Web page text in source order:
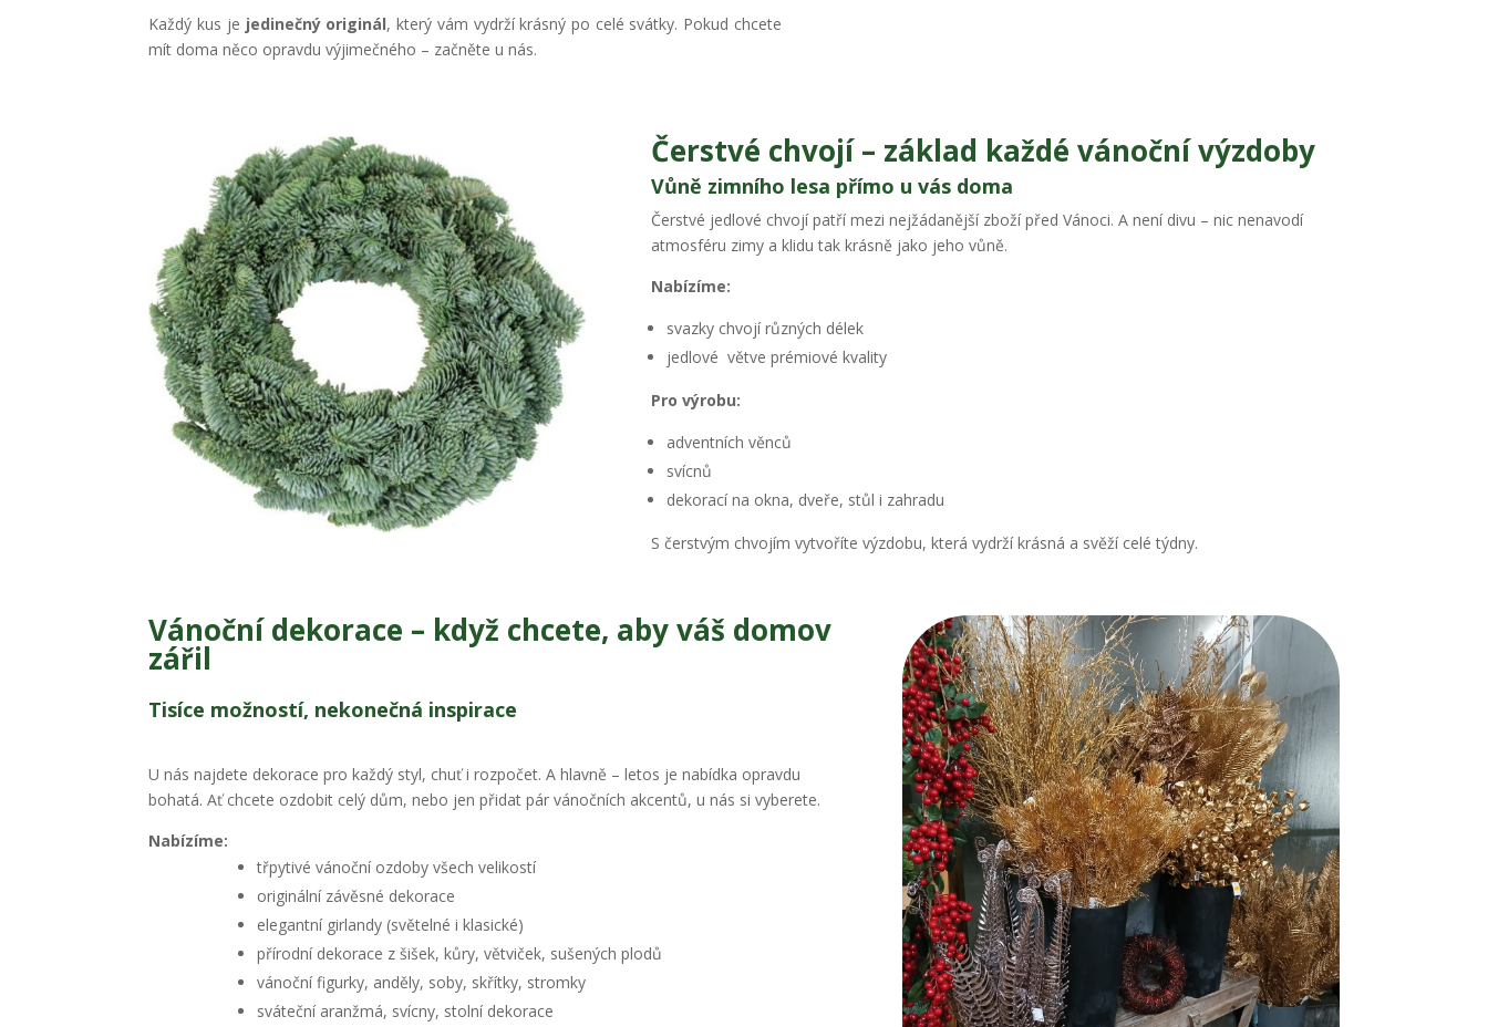
Každý kus je jedinečný originál, který vám vydrží krásný po celé svátky. Pokud chcete
mít doma něco opravdu výjimečného – začněte u nás.
Čerstvé chvojí – základ každé vánoční výzdoby
Vůně zimního lesa přímo u vás doma
Čerstvé jedlové chvojí patří mezi nejžádanější zboží před Vánoci. A není divu – nic nenavodí
atmosféru zimy a klidu tak krásně jako jeho vůně.
Nabízíme:
svazky chvojí různých délek
jedlové větve prémiové kvality
Pro výrobu:
adventních věnců
svícnů
dekorací na okna, dveře, stůl i zahradu
S čerstvým chvojím vytvoříte výzdobu, která vydrží krásná a svěží celé týdny.
Vánoční dekorace – když chcete, aby váš domov
zářil
Tisíce možností, nekonečná inspirace
U nás najdete dekorace pro každý styl, chuť i rozpočet. A hlavně – letos je nabídka opravdu
bohatá. Ať chcete ozdobit celý dům, nebo jen přidat pár vánočních akcentů, u nás si vyberete.
Nabízíme:
třpytivé vánoční ozdoby všech velikostí
originální závěsné dekorace
elegantní girlandy (světelné i klasické)
přírodní dekorace z šišek, kůry, větviček, sušených plodů
vánoční figurky, anděly, soby, skřítky, stromky
sváteční aranžmá, svícny, stolní dekorace